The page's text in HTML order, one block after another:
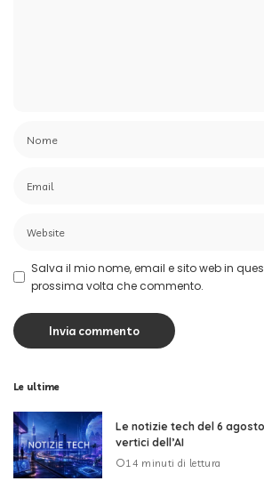
Salva il mio nome, email e sito web in
prossima volta che commento.
Le ultime
Le notizie tech del 6
vertici dell’AI
14 minuti di lettura